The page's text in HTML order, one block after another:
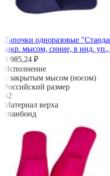
Тапочки одноразовые
закр. мысом, синие, в инд.
3 985,24 ₽
Исполнение
с закрытым мысом (носом)
Российский размер
42
Материал верха
спанбонд